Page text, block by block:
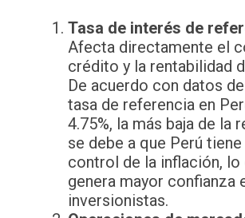
Tasa de interés de
Afecta directamente el
crédito y la rentabilidad
De acuerdo con datos
tasa de referencia en
4.75%, la más baja de la
se debe a que Perú
control de la inflación, lo
genera mayor confianza
inversionistas.